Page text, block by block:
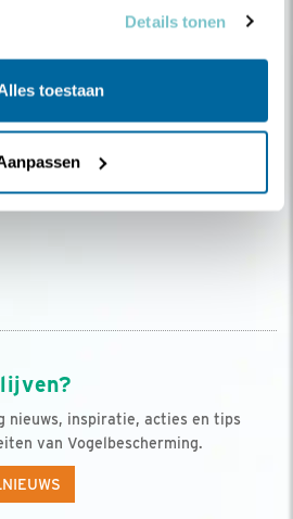
Details tonen
toestaan
wat je
helpt je graag verder. Bel ons
neemonline contactmet ons
nieuws, inspiratie, acties en tips
van Vogelbescherming.